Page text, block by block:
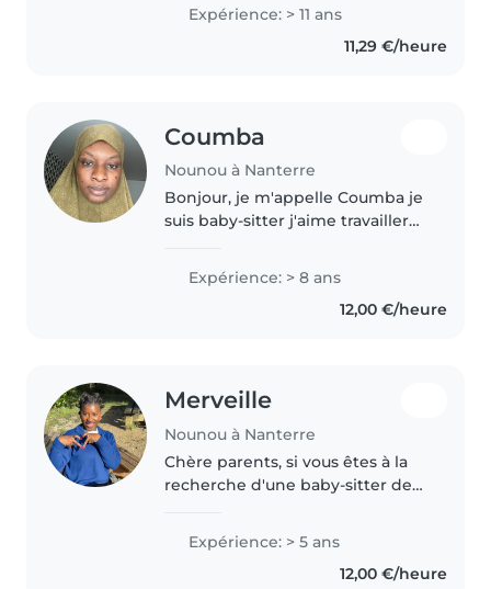
l enfant élément de confort et
réconfort apprentissage des
Expérience: > 11 ans
11,29 €/heure
Coumba
Nounou à Nanterre
Bonjour, je m'appelle Coumba je
suis baby-sitter j'aime travailler
leur bien être je suis une
personne responsable patiente
Expérience: > 8 ans
12,00 €/heure
Merveille
Nounou à Nanterre
Chère parents, si vous êtes à la
recherche d'une baby-sitter de
Cela fait cinq ans que je travaille
avec des enfants, je suis solaire
Expérience: > 5 ans
12,00 €/heure